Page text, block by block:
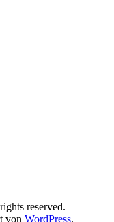
reserved.
von WordPress.